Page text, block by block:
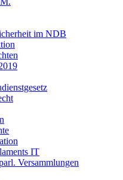
­im NDB
IT
Versammlungen